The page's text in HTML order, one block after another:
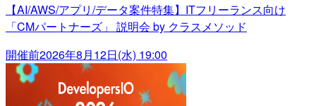
【AI/AWS/アプリ/データ案件特集】ITフリーランス向け
「CMパートナーズ」 説明会 by クラスメソッド
開催前2026年8月12日(水) 19:00